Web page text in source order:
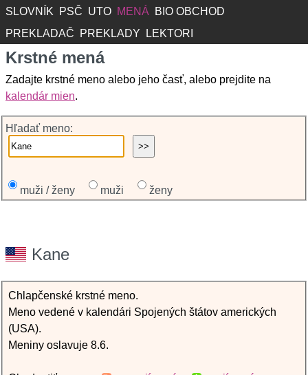
SLOVNÍK PSČ UTO MENÁ
BIO OBCHOD
PREKLADAČ
PREKLADY LEKTORI
Krstné mená
Zadajte krstné meno alebo jeho časť, alebo prejdite na
kalendár mien.
Hľadať meno:
muži / ženy muži ženy
Kane
Chlapčenské krstné meno.
Meno vedené v kalendári Spojených štátov amerických
(USA).
Meniny oslavuje 8.6.